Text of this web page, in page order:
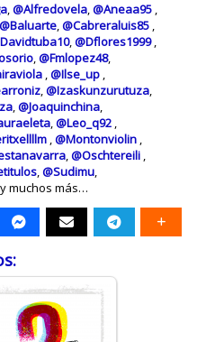
,@Alfredovela,@Aneaa95 ,
@Baluarte,@Cabreraluis85 ,
,@Dflores1999,
,@Fmlopez48,
,@Ilse_up ,
,@Izaskunzurutuza,
,@Joaquinchina,
,@Leo_q92 ,
,@Montonviolin ,
,@Oschtereili ,
,@Sudimu,
y muchos más…